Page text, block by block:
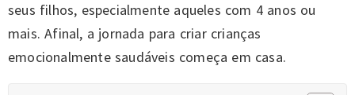
seus filhos, especialmente aqueles com 4 anos ou
mais. Afinal, a jornada para criar crianças
emocionalmente saudáveis começa em casa.